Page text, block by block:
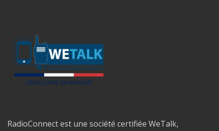
RadioConnect est une société certifiée WeTalk,